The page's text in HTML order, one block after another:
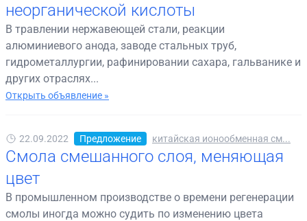
неорганической кислоты
В травлении нержавеющей стали, реакции
алюминиевого анода, заводе стальных труб,
гидрометаллургии, рафинировании сахара, гальванике и
других отраслях...
Открыть объявление »
22.09.2022 Предложение китайская ионообменная см...
Смола смешанного слоя, меняющая
цвет
В промышленном производстве о времени регенерации
смолы иногда можно судить по изменению цвета